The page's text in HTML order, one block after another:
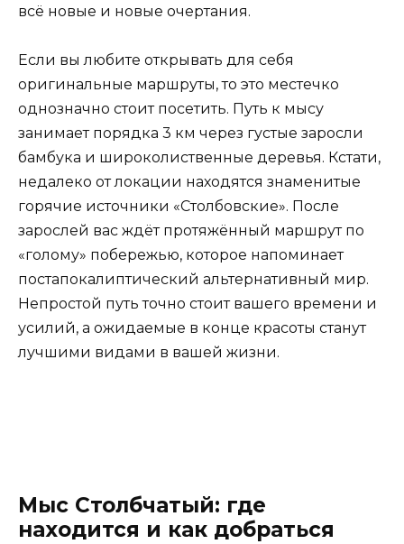
всё новые и новые очертания.
Если вы любите открывать для себя
оригинальные маршруты, то это местечко
однозначно стоит посетить. Путь к мысу
занимает порядка 3 км через густые заросли
бамбука и широколиственные деревья. Кстати,
недалеко от локации находятся знаменитые
горячие источники «Столбовские». После
зарослей вас ждёт протяжённый маршрут по
«голому» побережью, которое напоминает
постапокалиптический альтернативный мир.
Непростой путь точно стоит вашего времени и
усилий, а ожидаемые в конце красоты станут
лучшими видами в вашей жизни.
Мыс Столбчатый: где
находится и как добраться